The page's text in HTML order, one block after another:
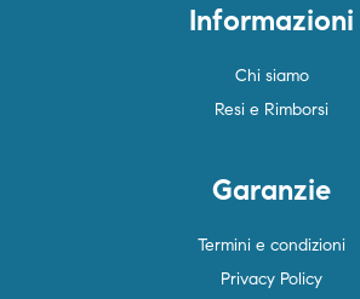
Informazioni
Chi siamo
Resi e Rimborsi
Garanzie
Termini e condizioni
Privacy Policy